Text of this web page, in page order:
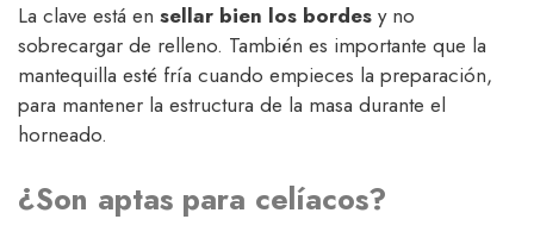
La clave está en sellar bien los bordes y no
sobrecargar de relleno. También es importante que la
mantequilla esté fría cuando empieces la preparación,
para mantener la estructura de la masa durante el
horneado.
¿Son aptas para celíacos?